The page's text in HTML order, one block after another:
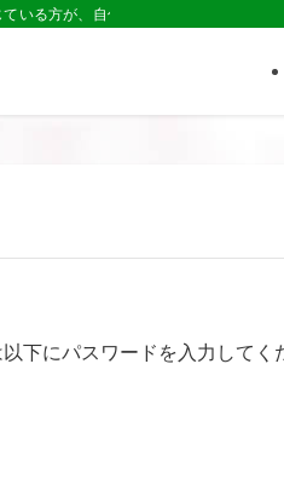
いる方が、自信や安心を持てる「きっ
下にパスワードを入力してく